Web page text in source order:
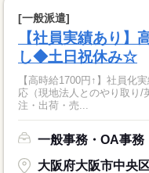
[一般派遣]
【社員実績あり
し◆土日祝休み☆
【高時給1700円↑】社員化実績あ
応（現地法人とのやり取り/
注・出荷・売...
一般事務・OA事務
大阪府大阪市中央